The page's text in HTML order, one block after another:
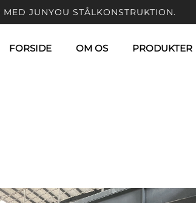
JUNYOU STÅLKONSTRUKTION.
FORSIDE OM OS PRODUKTER